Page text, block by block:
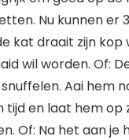
Nu kunnen er
kat draait zijn kop
wil worden. Of:
Aai hem
tijd en laat hem op
Of: Na het aan je